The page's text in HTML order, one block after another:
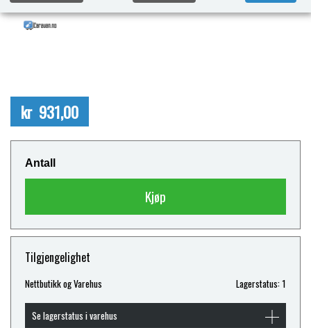
kr 931,00
Antall
Kjøp
Tilgjengelighet
Nettbutikk og Varehus Lagerstatus: 1
Se lagerstatus i varehus